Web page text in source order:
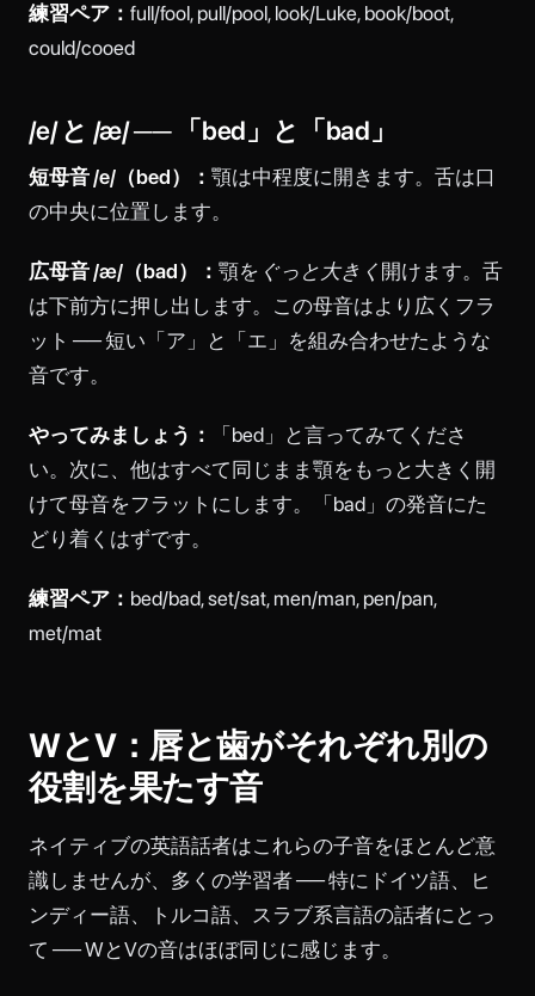
練習ペア： full/fool, pull/pool, look/Luke, book/boot,
could/cooed
/e/ と /æ/ ── 「bed」と「bad」
短母音 /e/（bed）： 顎は中程度に開きます。舌は口
の中央に位置します。
広母音 /æ/（bad）： 顎を ぐっと大きく 開けます。舌
は下前方に押し出します。この母音はより広くフラ
ット ── 短い「ア」と「エ」を組み合わせたような
音です。
やってみましょう：
「bed」と言ってみてくださ
い。次に、他はすべて同じまま顎をもっと大きく開
けて母音をフラットにします。「bad」の発音にた
どり着くはずです。
練習ペア： bed/bad, set/sat, men/man, pen/pan,
met/mat
WとV：唇と歯がそれぞれ別の
役割を果たす音
ネイティブの英語話者はこれらの子音をほとんど意
識しませんが、多くの学習者 ── 特にドイツ語、ヒ
ンディー語、トルコ語、スラブ系言語の話者にとっ
て ── WとVの音はほぼ同じに感じます。